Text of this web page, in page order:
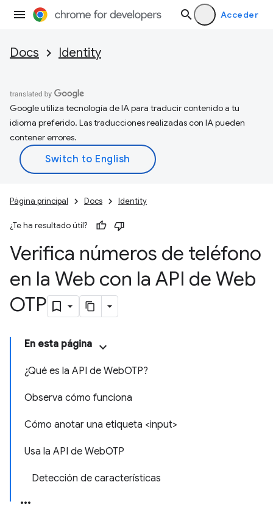
Acceder
Docs Identity
Google utiliza tecnología de IA para traducir contenido a tu
idioma preferido. Las traducciones realizadas con IA pueden
contener errores.
Página principal Docs Identity
¿Te ha resultado útil?
Verifica números de teléfono
en la Web con la API de Web
OTP
En esta página
¿Qué es la API de WebOTP?
Observa cómo funciona
Cómo anotar una etiqueta <input>
Usa la API de WebOTP
Detección de características